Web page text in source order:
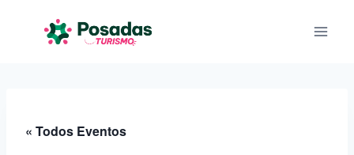
« Todos Eventos